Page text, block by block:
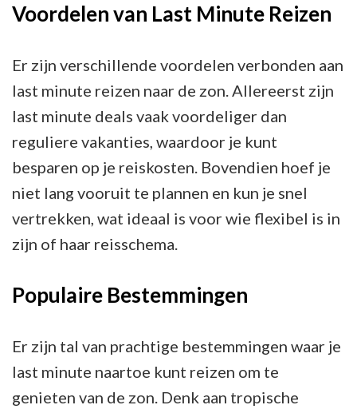
Voordelen van Last Minute Reizen
Er zijn verschillende voordelen verbonden aan
last minute reizen naar de zon. Allereerst zijn
last minute deals vaak voordeliger dan
reguliere vakanties, waardoor je kunt
besparen op je reiskosten. Bovendien hoef je
niet lang vooruit te plannen en kun je snel
vertrekken, wat ideaal is voor wie flexibel is in
zijn of haar reisschema.
Populaire Bestemmingen
Er zijn tal van prachtige bestemmingen waar je
last minute naartoe kunt reizen om te
genieten van de zon. Denk aan tropische